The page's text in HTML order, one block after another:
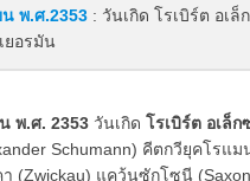
น พ.ศ.2353 : วันเกิด โรเบิร์ต อเ
ยอรมัน
พ.ศ. 2353 วันเกิด โรเบิร์ต อเล็
Schumann) คีตกวียุคโรแ
า (Zwickau) แคว้นซักโซนี